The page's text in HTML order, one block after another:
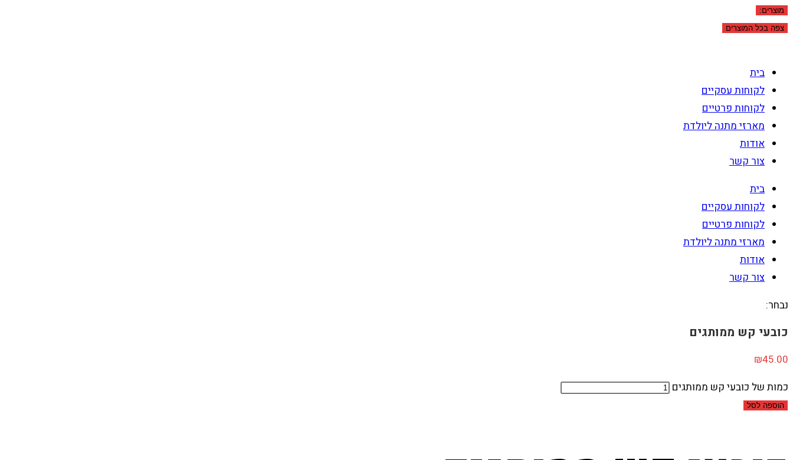
מוצרים:
צפה בכל המוצרים
בית
לקוחות עסקיים
לקוחות פרטיים
מארזי מתנה ליולדת
אודות
צור קשר
בית
לקוחות עסקיים
לקוחות פרטיים
מארזי מתנה ליולדת
אודות
צור קשר
נבחר:
כובעי קש ממותגים
₪45.00
כמות של כובעי קש ממותגים
הוספה לסל